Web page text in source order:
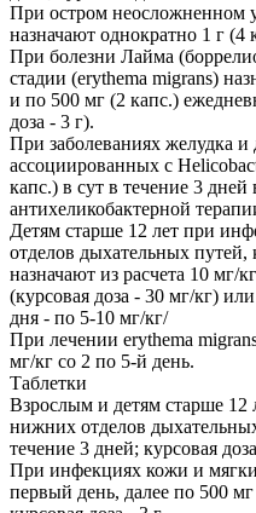
При остром неосложненном
назначают однократно 1 г (4
При болезни Лайма
стадии (erythema migrans)
и по 500 мг (2 капс.)
доза - 3 г).
При заболеваниях желудка
ассоциированных с
капс.) в сут в течение 3
антихеликобактерной
Детям старше 12 лет при
отделов дыхательных
назначают из расчета 10 мг/
(курсовая доза - 30 мг/кг)
дня - по 5-10 мг/кг/
При лечении erythema
мг/кг со 2 по 5-й день.
Таблетки
Взрослым и детям старше
нижних отделов
течение 3 дней; курсовая
При инфекциях кожи и
первый день, далее по 500